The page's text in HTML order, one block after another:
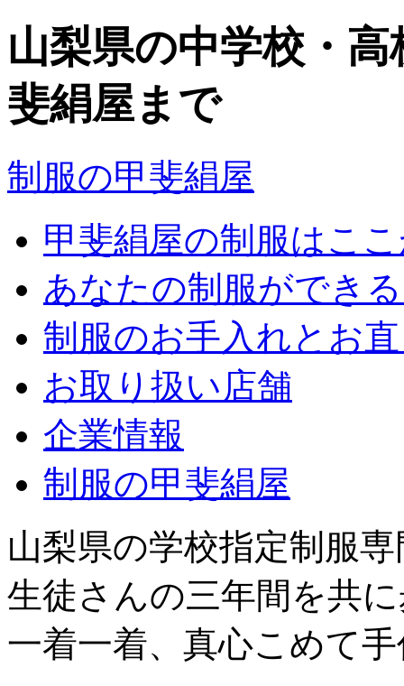
山梨県の中学校・
斐絹屋まで
制服の甲斐絹屋
甲斐絹屋の制服はこ
あなたの制服ができ
制服のお手入れとお
お取り扱い店舗
企業情報
制服の甲斐絹屋
山梨県の学校指定制服
生徒さんの三年間を共
一着一着、真心こめて